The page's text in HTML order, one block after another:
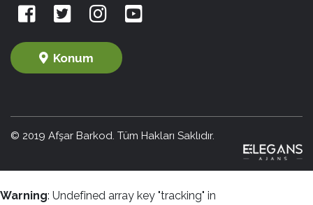
Konum
© 2019 Afşar Barkod. Tüm Hakları Saklıdır.
Warning: Undefined array key "tracking" in